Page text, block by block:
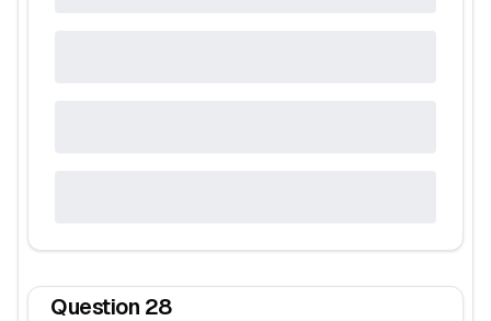
Question 28